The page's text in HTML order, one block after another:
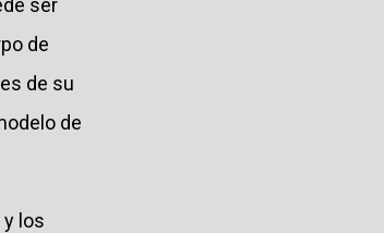
ser
de
de su
de
los